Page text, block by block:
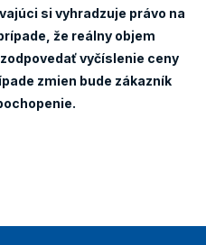
si vyhradzuje právo na
že reálny objem
vyčíslenie ceny
zmien bude zákazník